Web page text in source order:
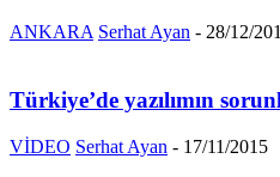
ANKARA Serhat Ayan - 28/12/
Türkiye’de yazılımın
VİDEO Serhat Ayan - 17/11/2015